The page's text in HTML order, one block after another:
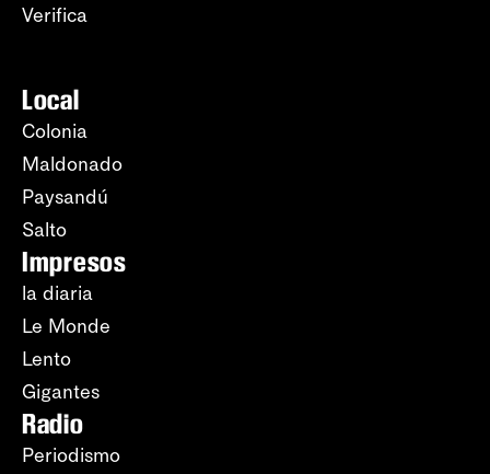
Verifica
Local
Colonia
Maldonado
Paysandú
Salto
Impresos
la diaria
Le Monde
Lento
Gigantes
Radio
Periodismo